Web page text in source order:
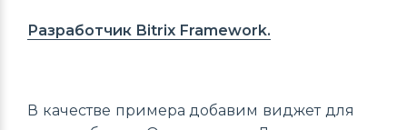
Разработчик Bitrix Framework.
В качестве примера добавим виджет для